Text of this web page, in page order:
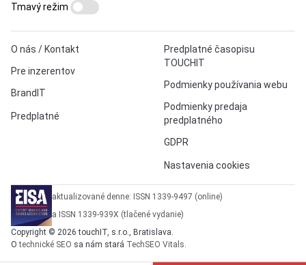
O nás / Kontakt
Pre inzerentov
BrandIT
Predplatné
Predplatné časopisu
TOUCHIT
Podmienky používania webu
Podmienky predaja
predplatného
GDPR
Nastavenia cookies
Tmavý režim
aktualizované denne: ISSN 1339-9497 (online)
a ISSN 1339-939X (tlačené vydanie)
Copyright © 2026 touchIT, s.r.o., Bratislava.
Otechnické SEO sa nám stará TechSEO Vitals.